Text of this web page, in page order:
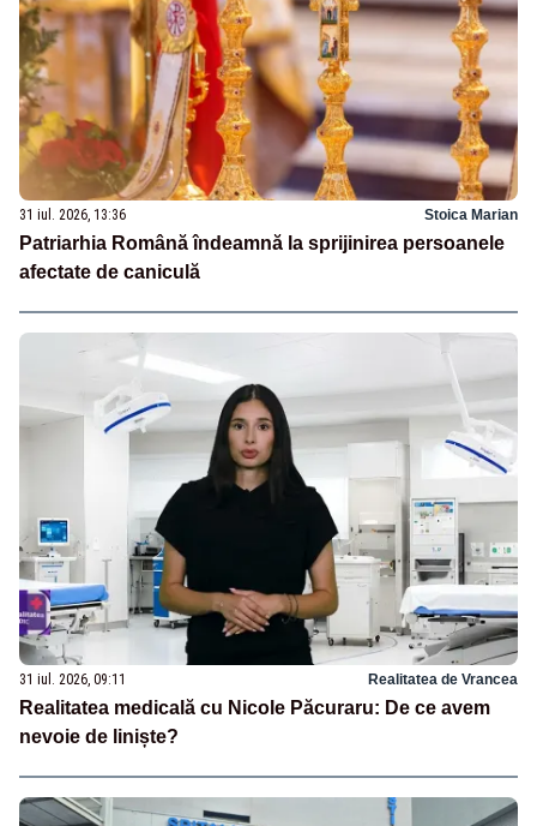
31 iul. 2026, 13:36 Stoica Marian
Patriarhia Română îndeamnă la sprijinirea persoanele
afectate de caniculă
31 iul. 2026, 09:11 Realitatea de Vrancea
Realitatea medicală cu Nicole Păcuraru: De ce avem
nevoie de liniște?